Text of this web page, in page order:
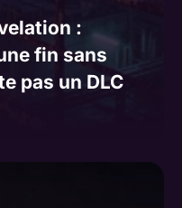
:
fin sans
pas un DLC